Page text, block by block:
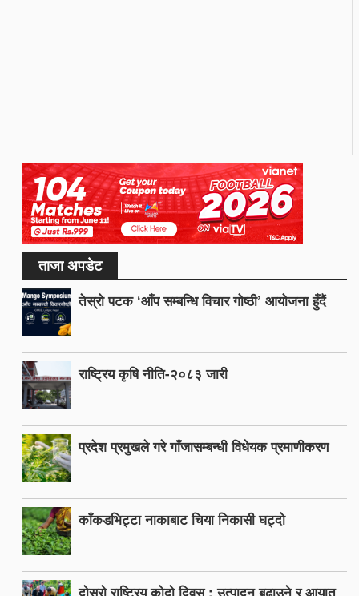
ताजा अपडेट
तेस्रो पटक ‘आँप सम्बन्धि विचार गोष्ठी’ आयोजना हुँदैं
राष्ट्रिय कृषि नीति-२०८३ जारी
प्रदेश प्रमुखले गरे गाँजासम्बन्धी विधेयक प्रमाणीकरण
काँकडभिट्टा नाकाबाट चिया निकासी घट्दो